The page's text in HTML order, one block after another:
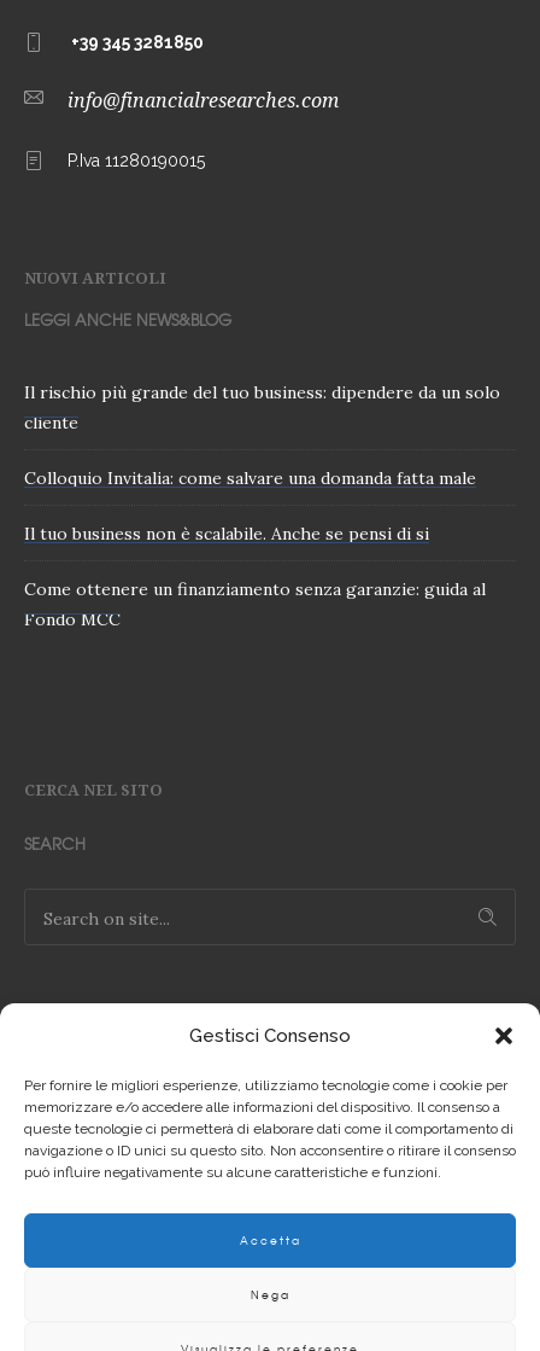
Gestisci Consenso
Per fornire le migliori esperienze, utilizziamo tecnologie come i cookie per
memorizzare e/o accedere alle informazioni del dispositivo. Il consenso a
queste tecnologie ci permetterà di elaborare dati come il comportamento di
navigazione o ID unici su questo sito. Non acconsentire o ritirare il consenso
può influire negativamente su alcune caratteristiche e funzioni.
Accetta
Nega
+39 345 3281850
info@financialresearches.com
P.Iva 11280190015
NUOVI ARTICOLI
LEGGI ANCHE NEWS&BLOG
Il rischio più grande del tuo business: dipendere da un solo
cliente
Colloquio Invitalia: come salvare una domanda fatta male
Il tuo business non è scalabile. Anche se pensi di si
Come ottenere un finanziamento senza garanzie: guida al
Fondo MCC
CERCA NEL SITO
SEARCH
Privacy Policy IT
Privacy Policy EN
Cookie Policy EN